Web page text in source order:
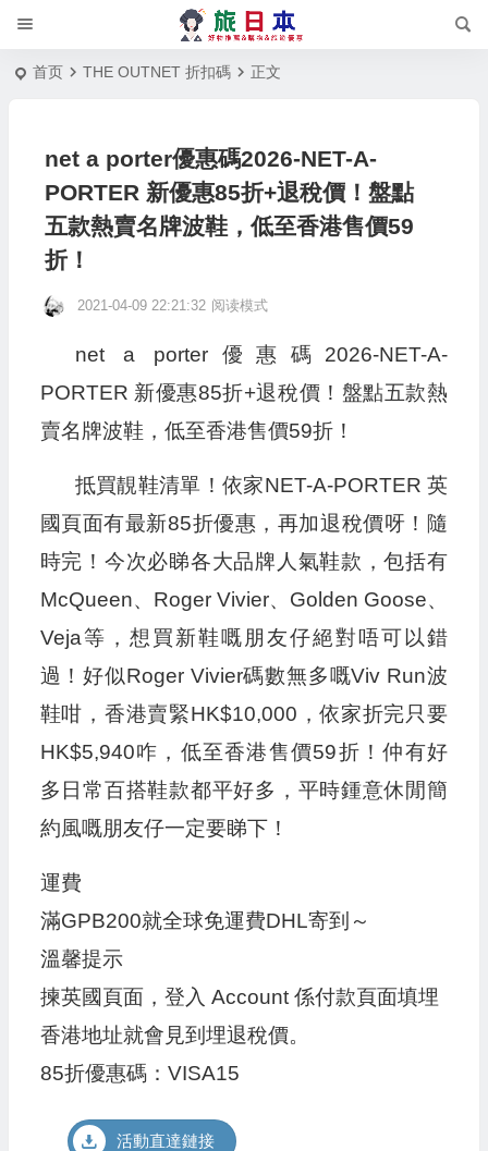
首页 THE OUTNET 折扣碼 正文
net a porter優惠碼2026-NET-A-
PORTER 新優惠85折+退稅價！盤點
五款熱賣名牌波鞋，低至香港售價59
折！
2021-04-09 22:21:32 阅读模式
net a porter優惠碼2026-NET-A-
PORTER 新優惠85折+退稅價！盤點五款熱
賣名牌波鞋，低至香港售價59折！
抵買靚鞋清單！依家NET-A-PORTER 英
國頁面有最新85折優惠，再加退稅價呀！隨
時完！今次必睇各大品牌人氣鞋款，包括有
McQueen、Roger Vivier、Golden Goose、
Veja等，想買新鞋嘅朋友仔絕對唔可以錯
過！好似Roger Vivier碼數無多嘅Viv Run波
鞋咁，香港賣緊HK$10,000，依家折完只要
HK$5,940咋，低至香港售價59折！仲有好
多日常百搭鞋款都平好多，平時鍾意休閒簡
約風嘅朋友仔一定要睇下！
運費
滿GPB200就全球免運費DHL寄到～
溫馨提示
揀英國頁面，登入 Account 係付款頁面填埋
香港地址就會見到埋退稅價。
85折優惠碼：VISA15
活動直達鏈接